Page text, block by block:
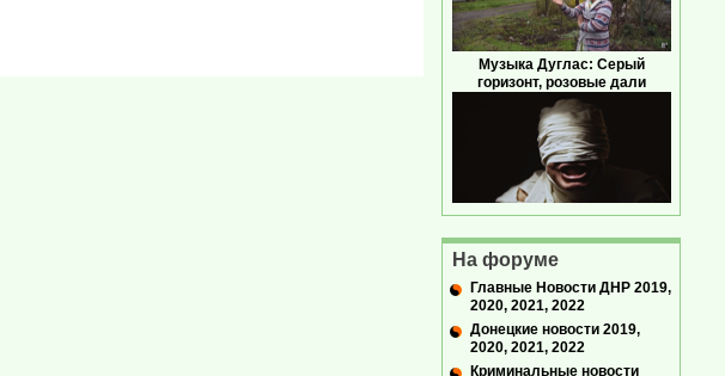
Музыка Дуглас: Серый
горизонт, розовые дали
На форуме
Главные Новости ДНР 2019,
2020, 2021, 2022
Донецкие новости 2019,
2020, 2021, 2022
Криминальные новости